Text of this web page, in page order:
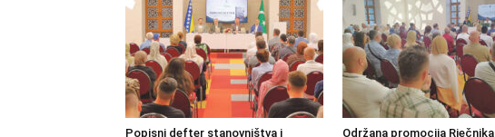
Popisni defter stanovništva i Održana promocija Rječnika